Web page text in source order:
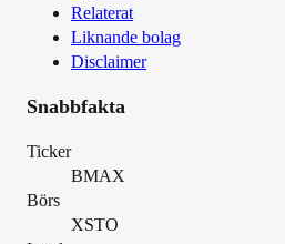
Relaterat
Liknande bolag
Disclaimer
Snabbfakta
Ticker
BMAX
Börs
XSTO